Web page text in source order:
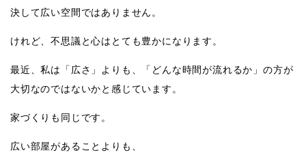
決して広い空間ではありません。
けれど、不思議と心はとても豊かになります。
最近、私は「広さ」よりも、「どんな時間が流れるか」の方が
大切なのではないかと感じています。
家づくりも同じです。
広い部屋があることよりも、